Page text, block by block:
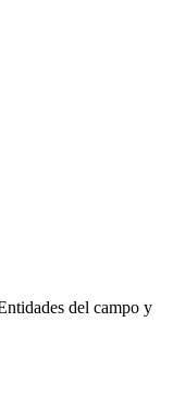
del campo y